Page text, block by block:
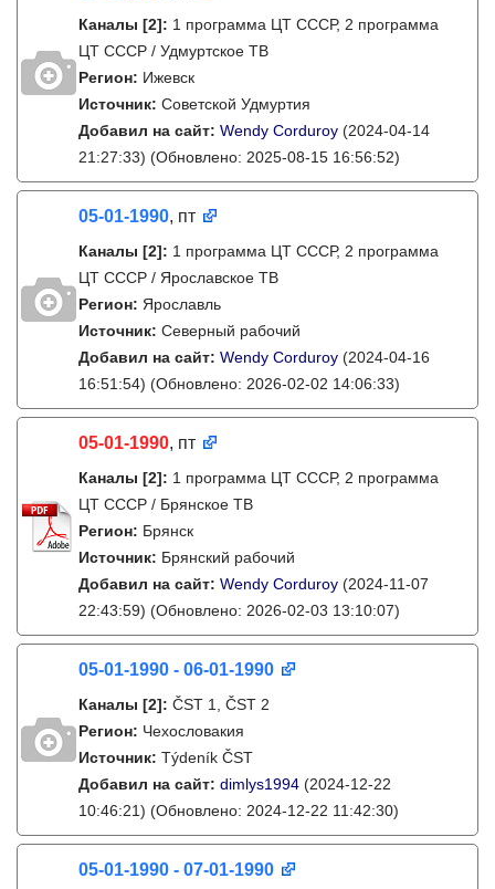
Каналы [2]: 1 программа ЦТ СССР, 2 программа
ЦТ СССР / Удмуртское ТВ
Регион: Ижевск
Источник: Советской Удмуртия
Добавил на сайт: Wendy Corduroy (2024-04-14
21:27:33) (Обновлено: 2025-08-15 16:56:52)
05-01-1990, пт
Каналы [2]: 1 программа ЦТ СССР, 2 программа
ЦТ СССР / Ярославское ТВ
Регион: Ярославль
Источник: Северный рабочий
Добавил на сайт: Wendy Corduroy (2024-04-16
16:51:54) (Обновлено: 2026-02-02 14:06:33)
05-01-1990, пт
Каналы [2]: 1 программа ЦТ СССР, 2 программа
ЦТ СССР / Брянское ТВ
Регион: Брянск
Источник: Брянский рабочий
Добавил на сайт: Wendy Corduroy (2024-11-07
22:43:59) (Обновлено: 2026-02-03 13:10:07)
05-01-1990 - 06-01-1990
Каналы [2]: ČST 1, ČST 2
Регион: Чехословакия
Источник: Týdeník ČST
Добавил на сайт: dimlys1994 (2024-12-22
10:46:21) (Обновлено: 2024-12-22 11:42:30)
05-01-1990 - 07-01-1990